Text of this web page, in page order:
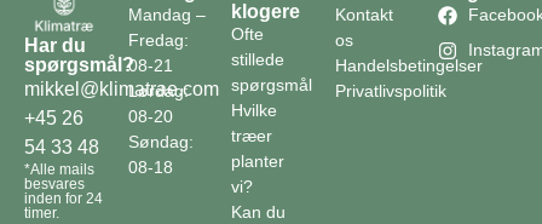
Har du
spørgsmål?
mikkel@klimatrae.com
+45 26
54 33 48
*Alle mails
besvares
inden for 24
timer.
Mandag –
Fredag:
08-21
Lørdag:
08-20
Søndag:
08-18
klogere
Ofte
stillede
spørgsmål
Hvilke
træer
planter
vi?
Kan du
Kontakt
os
Handelsbetingelser
Privatlivspolitik